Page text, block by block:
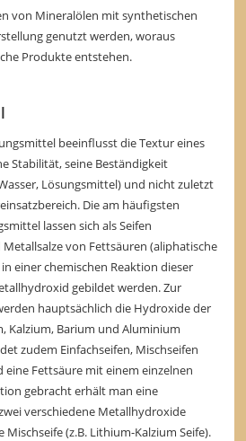
von Mineralölen mit synthetischen
genutzt werden, woraus
Produkte entstehen.
beeinflusst die Textur eines
Stabilität, seine Beständigkeit
Lösungsmittel) und nicht zuletzt
Die am häufigsten
lassen sich als Seifen
Metallsalze von Fettsäuren (aliphatische
einer chemischen Reaktion dieser
gebildet werden. Zur
hauptsächlich die Hydroxide der
Kalzium, Barium und Aluminium
zudem Einfachseifen, Mischseifen
eine Fettsäure mit einem einzelnen
gebracht erhält man eine
verschiedene Metallhydroxide
(z.B. Lithium-Kalzium Seife).